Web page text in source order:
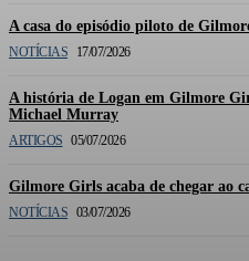
A casa do episódio piloto de
NOTÍCIAS 17/07/2026
A história de Logan em Gilmore
Michael Murray
ARTIGOS 05/07/2026
Gilmore Girls acaba de chegar ao
NOTÍCIAS 03/07/2026